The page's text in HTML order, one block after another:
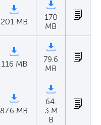
201 MB
170
MB
116 MB
79.6
MB
87.6 MB
64.
3 M
B